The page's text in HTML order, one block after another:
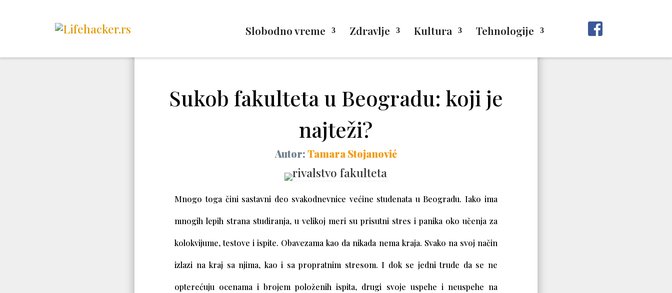
Slobodno vreme Zdravlje Kultura Tehnologije
Sukob fakulteta u Beogradu: koji je
najteži?
Autor:Tamara Stojanović
Mnogo toga čini sastavni deo svakodnevnice većine studenata u Beogradu. Iako ima
mnogih lepih strana studiranja, u velikoj meri su prisutni stres i panika oko učenja za
kolokvijume, testove i ispite. Obavezama kao da nikada nema kraja. Svako na svoj način
izlazi na kraj sa njima, kao i sa propratnim stresom. I dok se jedni trude da se ne
opterećuju ocenama i brojem položenih ispita, drugi svoje uspehe i neuspehe na